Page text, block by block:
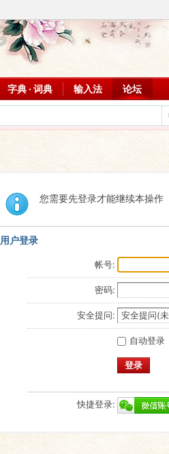
字典 · 词典 输入法 论坛
您需要先登录才能继续本操作
用户登录
帐号:
密码:
安全提问:
自动登录
登录
快捷登录: